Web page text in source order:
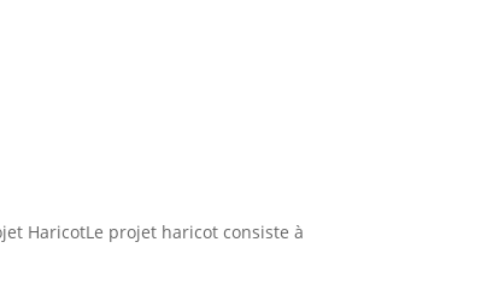
HaricotLe projet haricot consiste à